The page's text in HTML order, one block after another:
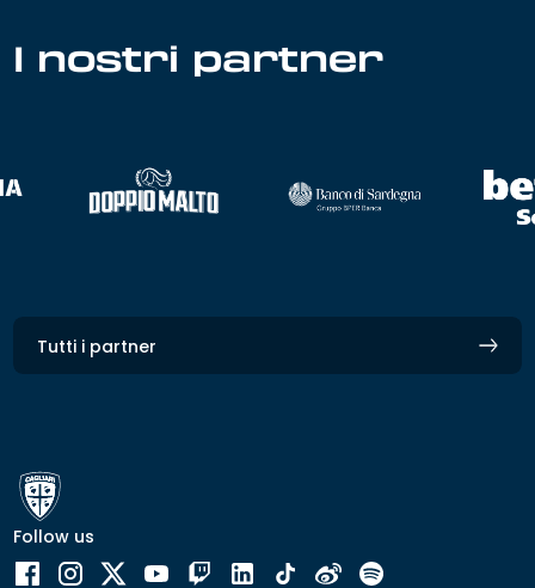
I nostri partner
Tutti i partner
Follow us